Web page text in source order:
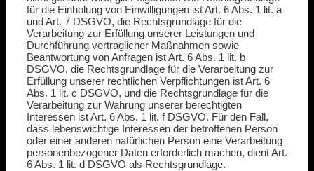
für die Einholung von Einwilligungen ist Art. 6 Abs. 1 lit. a
und Art. 7 DSGVO, die Rechtsgrundlage für die
Verarbeitung zur Erfüllung unserer Leistungen und
Durchführung vertraglicher Maßnahmen sowie
Beantwortung von Anfragen ist Art. 6 Abs. 1 lit. b
DSGVO, die Rechtsgrundlage für die Verarbeitung zur
Erfüllung unserer rechtlichen Verpflichtungen ist Art. 6
Abs. 1 lit. c DSGVO, und die Rechtsgrundlage für die
Verarbeitung zur Wahrung unserer berechtigten
Interessen ist Art. 6 Abs. 1 lit. f DSGVO. Für den Fall,
dass lebenswichtige Interessen der betroffenen Person
oder einer anderen natürlichen Person eine Verarbeitung
personenbezogener Daten erforderlich machen, dient Art.
6 Abs. 1 lit. d DSGVO als Rechtsgrundlage.